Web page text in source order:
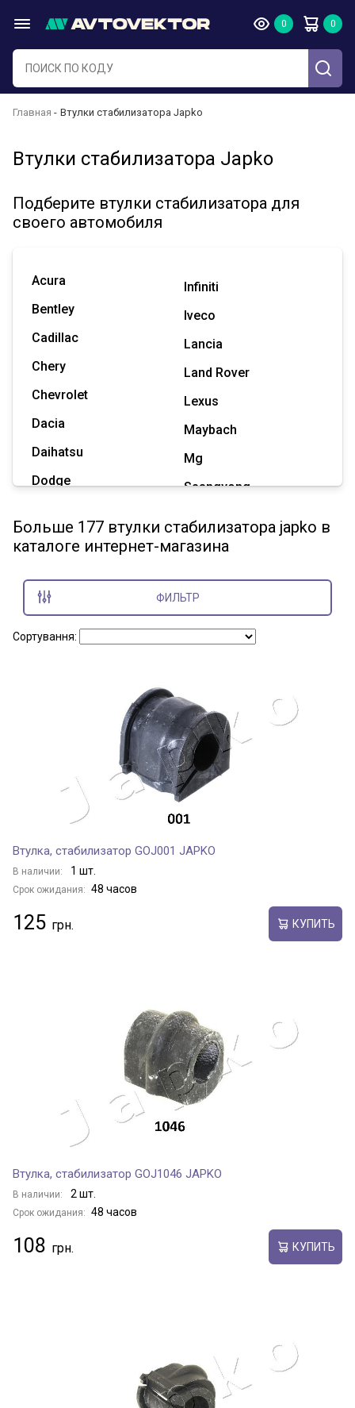
Главная Втулки стабилизатора Japko
Втулки стабилизатора Japko
Подберите втулки стабилизатора для
своего автомобиля
Acura
Bentley
Cadillac
Chery
Chevrolet
Dacia
Daihatsu
Dodge
Great Wall
Hummer
Infiniti
Iveco
Lancia
Land Rover
Lexus
Maybach
Mg
Ssangyong
Tesla
Показать все марки
Больше 177 втулки стабилизатора japko в
каталоге интернет-магазина
ФИЛЬТР
Сортування:
Втулка, стабилизатор GOJ001 JAPKO
В наличии: 1 шт.
Срок ожидания: 48 часов
125 КУПИТЬ
Втулка, стабилизатор GOJ1046 JAPKO
В наличии: 2 шт.
Срок ожидания: 48 часов
108 КУПИТЬ